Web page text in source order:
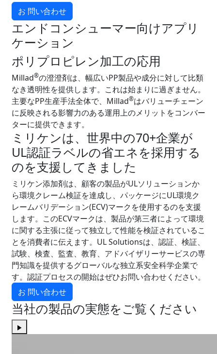
お 問い合わせ
エンドコンシューマー向けアプリ
ケーション
ポリプロピレン加工の応用
Millad®の澄澄剤は、幅広いPP製品や成分に対して比類
なき透明性を提供します。これは始まりに過ぎません。
主要なPP生産手法全体で、Millad®はバリューチェーン
に反映される影響力のある運用上のメリットをコンバー
ターに提供できます。
ミリケンは、世界中の70+企業が
UL認証ラベルの省エネを採用する
のを支援してきました
ミリケン添加剤は、顧客の製品がULソリューションか
ら環境クレーム検証を達成し、パッケージにUL環境ク
レームバリデーション(ECV)マークを使用するのを支援
します。このECVマークは、製品が第三者によって環境
に関する主張に従って独立して性能を検証されているこ
とを消費者に伝えます。UL Solutionsは、認証、検証、
試験、検査、監査、教育、アドバイザリーサービスの専
門知識を提供するグローバルな独立系安全科学企業で
す。認証プロセスの開始はぜひお問い合わせください。
お 問い合わせ
当社の製品の実態をご覧ください